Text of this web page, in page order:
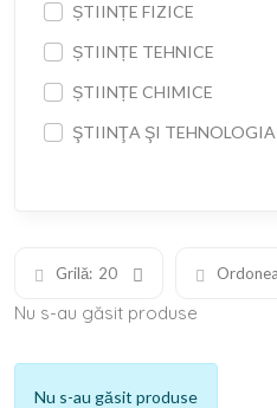
ȘTIINȚE FIZICE
ȘTIINȚE TEHNICE
ȘTIINȚE CHIMICE
ŞTIINŢA ŞI
Grilă: 20
Nu s-au găsit produse
Nu s-au găsit produse